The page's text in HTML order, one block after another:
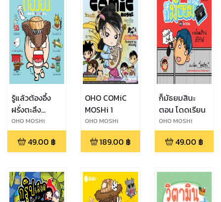
รู้แล้วต้องอึ้ง
ฝรั่งตะลึง
Thailand
Only
OHO MOSHi
GaNG
49.00 ฿
OHO COMiC
MOSHi 1
OHO MOSHi
GaNG
189.00 ฿
ก็มัธยมสินะ
ตอน โดดเรียน
OHO MOSHi
GaNG
49.00 ฿